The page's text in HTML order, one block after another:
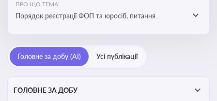
ПРО ЩО ТЕМА:
Порядок реєстрації ФОП та юросіб, питання
підприємництва
Головне за добу (AI) Усі публікації
ГОЛОВНЕ ЗА ДОБУ